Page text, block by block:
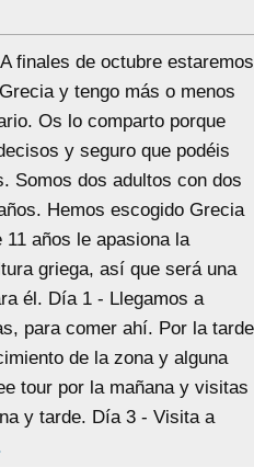
finales de octubre estaremos
y tengo más o menos
Os lo comparto porque
y seguro que podéis
Somos dos adultos con dos
Hemos escogido Grecia
11 años le apasiona la
griega, así que será una
él. Día 1 - Llegamos a
para comer ahí. Por la tarde
de la zona y alguna
tour por la mañana y visitas
y tarde. Día 3 - Visita a